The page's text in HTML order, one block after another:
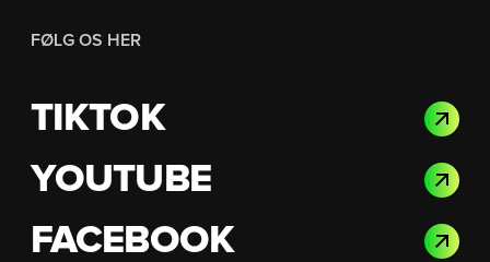
FØLG OS HER
TIKTOK
YOUTUBE
FACEBOOK